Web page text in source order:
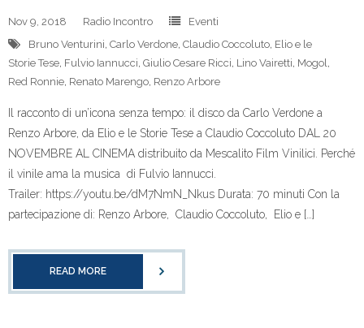
Nov 9, 2018 Radio Incontro
Eventi
Bruno Venturini, Carlo Verdone, Claudio Coccoluto, Elio e le
Storie Tese, Fulvio Iannucci, Giulio Cesare Ricci, Lino Vairetti, Mogol,
Red Ronnie, Renato Marengo, Renzo Arbore
Il racconto di un’icona senza tempo: il disco da Carlo Verdone a
Renzo Arbore, da Elio e le Storie Tese a Claudio Coccoluto DAL 20
NOVEMBRE AL CINEMA distribuito da Mescalito Film Vinilici. Perché
il vinile ama la musica di Fulvio Iannucci.
Trailer: https://youtu.be/dM7NmN_Nkus Durata: 70 minuti Con la
partecipazione di: Renzo Arbore, Claudio Coccoluto, Elio e […]
READ MORE